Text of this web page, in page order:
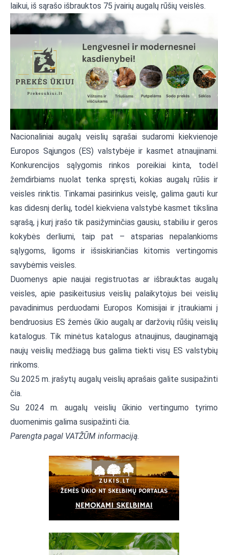
laikui, iš sąrašo išbrauktos 75 įvairių augalų rūšių veislės.
Nacionaliniai augalų veislių sąrašai sudaromi kiekvienoje
Europos Sąjungos (ES) valstybėje ir kasmet atnaujinami.
Konkurencijos sąlygomis rinkos poreikiai kinta, todėl
žemdirbiams nuolat tenka spręsti, kokias augalų rūšis ir
veisles rinktis. Tinkamai pasirinkus veislę, galima gauti kur
kas didesnį derlių, todėl kiekviena valstybė kasmet tikslina
sąrašą, į kurį įrašo tik pasižyminčias gausiu, stabiliu ir geros
kokybės derliumi, taip pat – atsparias nepalankioms
sąlygoms, ligoms ir išsiskiriančias kitomis vertingomis
savybėmis veisles.
Duomenys apie naujai registruotas ar išbrauktas augalų
veisles, apie pasikeitusius veislių palaikytojus bei veislių
pavadinimus perduodami Europos Komisijai ir įtraukiami į
bendruosius ES žemės ūkio augalų ar daržovių rūšių veislių
katalogus. Tik minėtus katalogus atnaujinus, dauginamąją
naujų veislių medžiagą bus galima tiekti visų ES valstybių
rinkoms.
Su 2025 m. įrašytų augalų veislių aprašais galite susipažinti
čia.
Su 2024 m. augalų veislių ūkinio vertingumo tyrimo
duomenimis galima susipažinti čia.
Parengta pagal VATŽŪM informaciją.